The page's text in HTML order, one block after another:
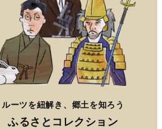
ルーツを紐解き、郷土を知ろう
ふるさとコレクション